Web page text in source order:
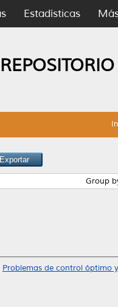
Estadísticas
Group
Problemas de control óptimo